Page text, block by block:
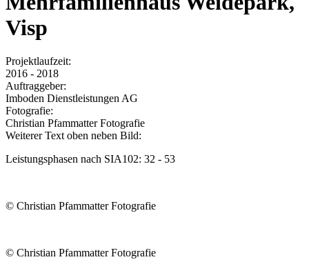
Visp
Projektlaufzeit:
2016 - 2018
Auftraggeber:
Imboden Dienstleistungen AG
Fotografie:
Christian Pfammatter Fotografie
Weiterer Text oben neben Bild:
Leistungsphasen nach SIA102: 32 - 53
© Christian Pfammatter Fotografie
© Christian Pfammatter Fotografie